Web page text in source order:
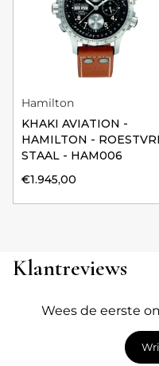
Hamilton
KHAKI AVIATION -
HAMILTON -
STAAL - HAM006
€1.945,00
Klantreviews
Wees de eerste